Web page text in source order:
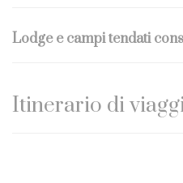
Lodge e campi tendati
Itinerario di